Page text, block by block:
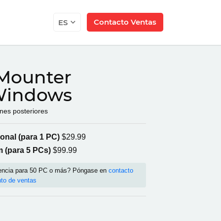
ES Contacto Ventas
posteriores
(para 1 PC)$29.99
(para 5 PCs)$99.99
para 50 PC o más? Póngase en contacto
de ventas